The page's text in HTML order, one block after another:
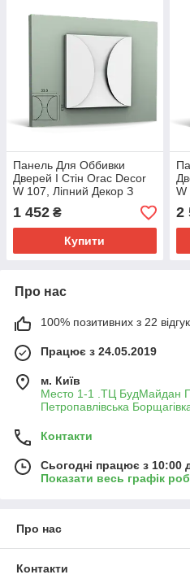
Панель Для Оббивки
Дверей І Стін Orac Decor
W 107, Ліпний Декор З
1 452 ₴
Купити
W
2
Про нас
100% позитивних з 22
Працює з 24.05.2019
м. Київ
Место 1-1 .ТЦ БудМайдан
Петропавлівська
Контакти
Сьогодні працює з 10:00
Показати весь графік
Про нас
Контакти